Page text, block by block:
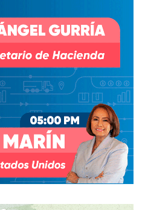
de la Comisión Estatal de
de 2023, el entonces
López Obradorrespondió a
Gallardo Cardona con
que no derivó en ningún
2025, la Comisión Nacional
el retiro de la
sin resolución.
un alto a la empresa de